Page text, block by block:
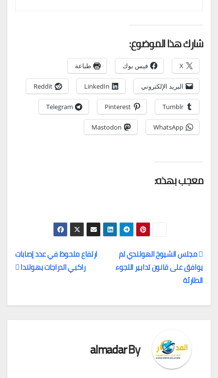
شارك هذا الموضوع:
X فيس بوك طباعة
البريد الإلكتروني LinkedIn
Reddit
Tumblr
Pinterest
Telegram
WhatsApp
Mastodon
معجب بهذه:
تصفّح
المقالات
ارتفاع ملحوظ في عدد إصابات
راكبي الدراجات بهولندا
مجلس الشيوخ الهولندي لم
يوافق على قانون تدابير اللجوء
الطارئة
By
almadar